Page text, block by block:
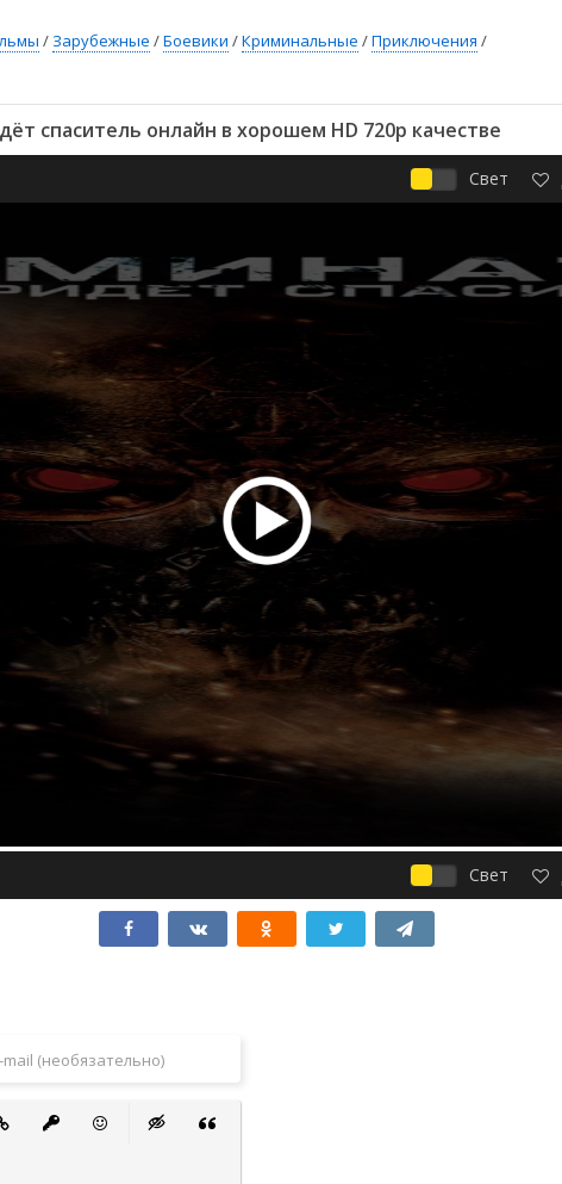
/ Зарубежные /Боевики /Криминальные /Приключения /
спаситель онлайн в хорошем HD 720p качестве
Свет
Свет